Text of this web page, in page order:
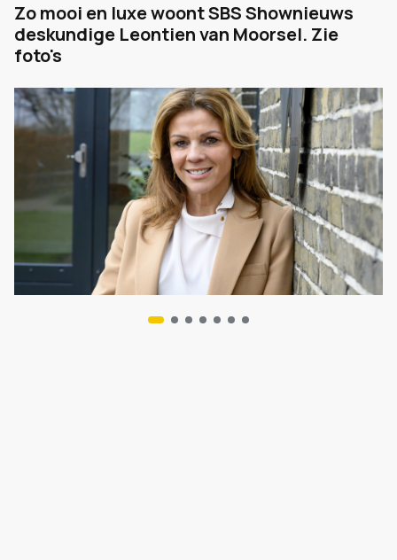
Zo mooi en luxe woont SBS Shownieuws
deskundige Leontien van Moorsel. Zie
foto's